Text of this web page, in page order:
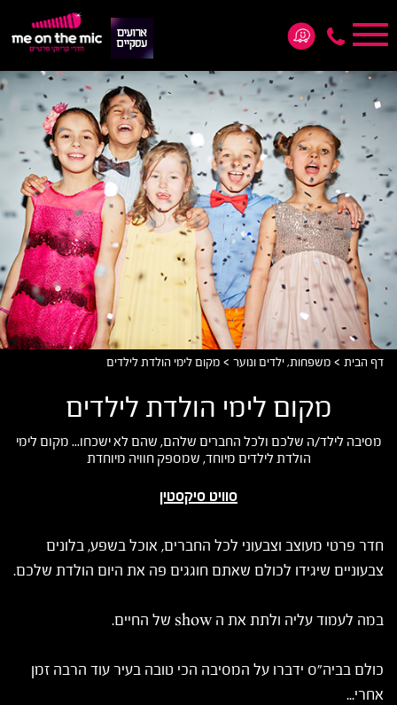
Toggle
navigation
*5876
דף הבית > משפחות, ילדים ונוער > מקום לימי הולדת לילדים
מקום לימי הולדת לילדים
מסיבה לילד/ה שלכם ולכל החברים שלהם, שהם לא ישכחו... מקום לימי
הולדת לילדים מיוחד, שמספק חוויה מיוחדת
סוויט סיקסטין
חדר פרטי מעוצב וצבעוני לכל החברים, אוכל בשפע, בלונים
צבעוניים שיגידו לכולם שאתם חוגגים פה את היום הולדת שלכם.
במה לעמוד עליה ולתת את ה show של החיים.
כולם בביה״ס ידברו על המסיבה הכי טובה בעיר עוד הרבה זמן
אחרי...